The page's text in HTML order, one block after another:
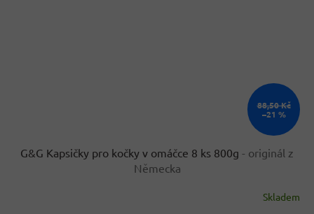
88,50 Kč
–21 %
G&G Kapsičky pro kočky v omáčce 8 ks 800g - originál z
Německa
Skladem